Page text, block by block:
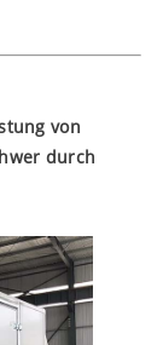
von
durch